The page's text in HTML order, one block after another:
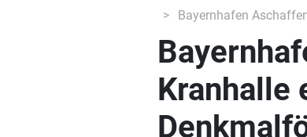
Bayernhafen
Kranhalle